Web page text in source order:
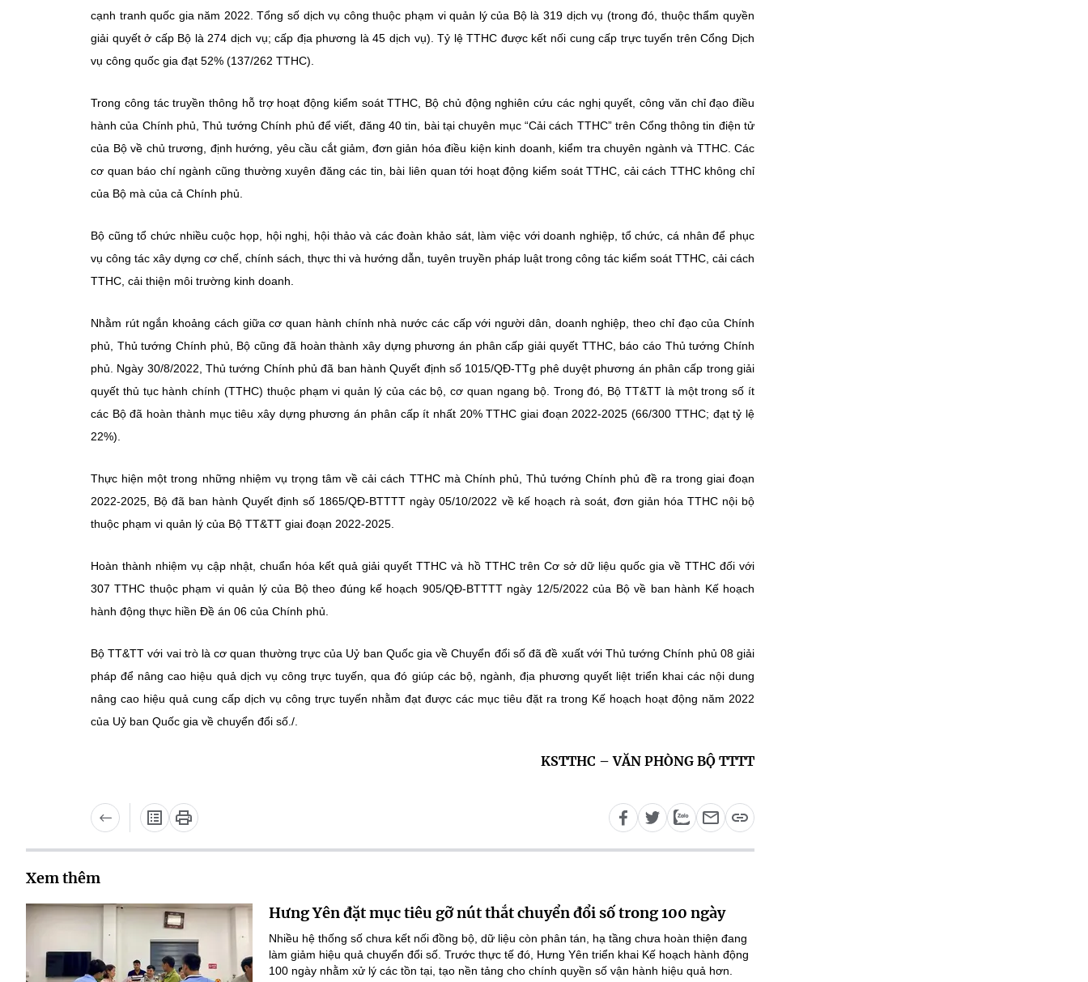
cạnh tranh quốc gia năm 2022. Tổng số dịch vụ công thuộc phạm vi quản lý của Bộ là 319 dịch vụ (trong đó, thuộc thẩm quyền
giải quyết ở cấp Bộ là 274 dịch vụ; cấp địa phương là 45 dịch vụ). Tỷ lệ TTHC được kết nối cung cấp trực tuyến trên Cổng Dịch
vụ công quốc gia đạt 52% (137/262 TTHC).
Trong công tác truyền thông hỗ trợ hoạt động kiểm soát TTHC, Bộ chủ động nghiên cứu các nghị quyết, công văn chỉ đạo điều
hành của Chính phủ, Thủ tướng Chính phủ để viết, đăng 40 tin, bài tại chuyên mục “Cải cách TTHC” trên Cổng thông tin điện tử
của Bộ về chủ trương, định hướng, yêu cầu cắt giảm, đơn giản hóa điều kiện kinh doanh, kiểm tra chuyên ngành và TTHC. Các
cơ quan báo chí ngành cũng thường xuyên đăng các tin, bài liên quan tới hoạt động kiểm soát TTHC, cải cách TTHC không chỉ
của Bộ mà của cả Chính phủ.
Bộ cũng tổ chức nhiều cuộc họp, hội nghị, hội thảo và các đoàn khảo sát, làm việc với doanh nghiệp, tổ chức, cá nhân để phục
vụ công tác xây dựng cơ chế, chính sách, thực thi và hướng dẫn, tuyên truyền pháp luật trong công tác kiểm soát TTHC, cải cách
TTHC, cải thiện môi trường kinh doanh.
Nhằm rút ngắn khoảng cách giữa cơ quan hành chính nhà nước các cấp với người dân, doanh nghiệp, theo chỉ đạo của Chính
phủ, Thủ tướng Chính phủ, Bộ cũng đã hoàn thành xây dựng phương án phân cấp giải quyết TTHC, báo cáo Thủ tướng Chính
phủ. Ngày 30/8/2022, Thủ tướng Chính phủ đã ban hành Quyết định số 1015/QĐ-TTg phê duyệt phương án phân cấp trong giải
quyết thủ tục hành chính (TTHC) thuộc phạm vi quản lý của các bộ, cơ quan ngang bộ. Trong đó, Bộ TT&TT là một trong số ít
các Bộ đã hoàn thành mục tiêu xây dựng phương án phân cấp ít nhất 20% TTHC giai đoạn 2022-2025 (66/300 TTHC; đạt tỷ lệ
22%).
Thực hiện một trong những nhiệm vụ trọng tâm về cải cách TTHC mà Chính phủ, Thủ tướng Chính phủ đề ra trong giai đoạn
2022-2025, Bộ đã ban hành Quyết định số 1865/QĐ-BTTTT ngày 05/10/2022 về kế hoạch rà soát, đơn giản hóa TTHC nội bộ
thuộc phạm vi quản lý của Bộ TT&TT giai đoạn 2022-2025.
Hoàn thành nhiệm vụ cập nhật, chuẩn hóa kết quả giải quyết TTHC và hồ TTHC trên Cơ sở dữ liệu quốc gia về TTHC đối với
307 TTHC thuộc phạm vi quản lý của Bộ theo đúng kế hoạch 905/QĐ-BTTTT ngày 12/5/2022 của Bộ về ban hành Kế hoạch
hành động thực hiền Đề án 06 của Chính phủ.
Bộ TT&TT với vai trò là cơ quan thường trực của Uỷ ban Quốc gia về Chuyển đổi số đã đề xuất với Thủ tướng Chính phủ 08 giải
pháp để nâng cao hiệu quả dịch vụ công trực tuyến, qua đó giúp các bộ, ngành, địa phương quyết liệt triển khai các nội dung
nâng cao hiệu quả cung cấp dịch vụ công trực tuyến nhằm đạt được các mục tiêu đặt ra trong Kế hoạch hoạt động năm 2022
của Uỷ ban Quốc gia về chuyển đổi số./.
KSTTHC – VĂN PHÒNG BỘ TTTT
Xem thêm
Hưng Yên đặt mục tiêu gỡ nút thắt chuyển đổi số trong 100 ngày
Nhiều hệ thống số chưa kết nối đồng bộ, dữ liệu còn phân tán, hạ tầng chưa hoàn thiện đang
làm giảm hiệu quả chuyển đổi số. Trước thực tế đó, Hưng Yên triển khai Kế hoạch hành động
100 ngày nhằm xử lý các tồn tại, tạo nền tảng cho chính quyền số vận hành hiệu quả hơn.